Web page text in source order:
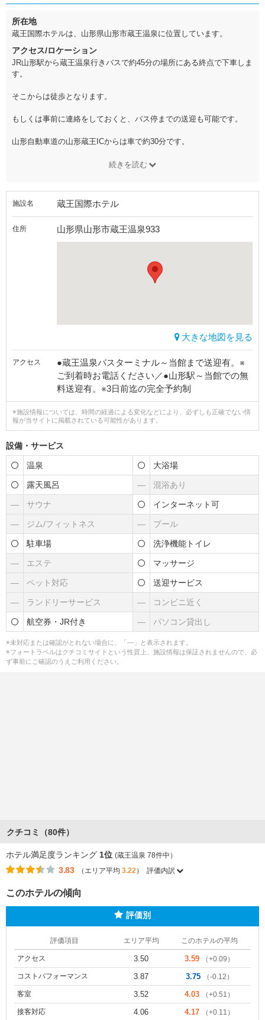
所在地
蔵王国際ホテルは、山形県山形市蔵王温泉に位置しています。
アクセス/ロケーション
JR山形駅から蔵王温泉行きバスで約45分の場所にある終点で下車しま
す。
そこからは徒歩となります。
もしくは事前に連絡をしておくと、バス停までの送迎も可能です。
山形自動車道の山形蔵王ICからは車で約30分です。
続きを読む
施設名 蔵王国際ホテル
住所 山形県山形市蔵王温泉933
大きな地図を見る
アクセス
●蔵王温泉バスターミナル～当館まで送迎有。※
ご到着時お電話ください／●山形駅～当館での無
料送迎有。※3日前迄の完全予約制
※施設情報については、時間の経過による変化などにより、必ずしも正確でない情
報が当サイトに掲載されている可能性があります。
設備・サービス
温泉 大浴場
露天風呂 ― 混浴あり
― サウナ インターネット可
― ジム/フィットネス ― プール
駐車場 洗浄機能トイレ
― エステ マッサージ
― ペット対応 送迎サービス
― ランドリーサービス ― コンビニ近く
航空券・JR付き ― パソコン貸出し
※未対応または確認がとれない場合に、「―」と表示されます。
※フォートラベルはクチコミサイトという性質上、施設情報は保証されませんので、必
ず事前にご確認のうえご利用ください。
クチコミ（80件）
ホテル満足度ランキング 1位 (蔵王温泉 78件中）
3.83 （エリア平均 3.22） 評価内訳
このホテルの傾向
評価別
評価項目 エリア平均 このホテルの平均
アクセス 3.50 3.59 （+0.09）
コストパフォーマンス 3.87 3.75 （-0.12）
客室 3.52 4.03 （+0.51）
接客対応 4.06 4.17 （+0.11）